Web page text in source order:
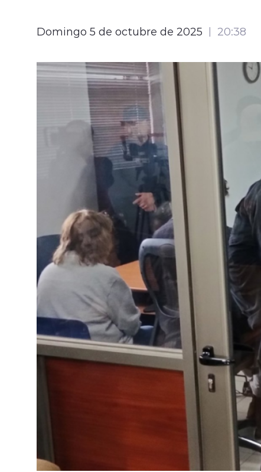
Domingo 5 de octubre de 2025 20:38